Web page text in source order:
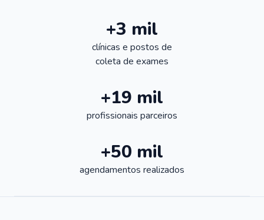
+3 mil
clínicas e postos de
coleta de exames
+19 mil
profissionais parceiros
+50 mil
agendamentos realizados